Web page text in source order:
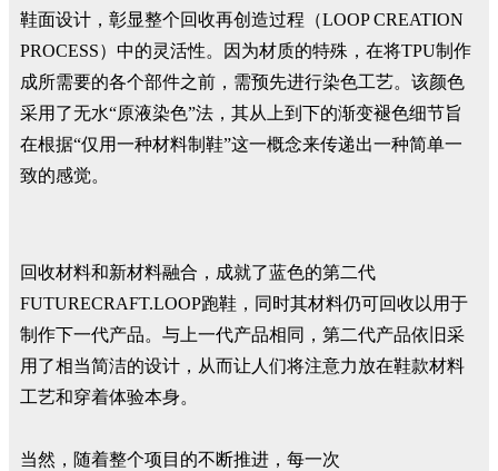
鞋面设计，彰显整个回收再创造过程（LOOP CREATION
PROCESS）中的灵活性。因为材质的特殊，在将TPU制作
成所需要的各个部件之前，需预先进行染色工艺。该颜色
采用了无水“原液染色”法，其从上到下的渐变褪色细节旨
在根据“仅用一种材料制鞋”这一概念来传递出一种简单一
致的感觉。
回收材料和新材料融合，成就了蓝色的第二代
FUTURECRAFT.LOOP跑鞋，同时其材料仍可回收以用于
制作下一代产品。与上一代产品相同，第二代产品依旧采
用了相当简洁的设计，从而让人们将注意力放在鞋款材料
工艺和穿着体验本身。
当然，随着整个项目的不断推进，每一次